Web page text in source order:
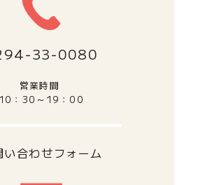
営業時間
10：30～19：00
い合わせフォーム